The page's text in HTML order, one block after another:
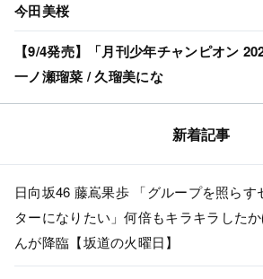
今田美桜
【9/4発売】「月刊少年チャンピオン
一ノ瀬瑠菜 / 久瑠美にな
新着記事
日向坂46 藤嶌果歩 「グループを照らす
ターになりたい」何倍もキラキラしたか
んが降臨【坂道の火曜日】